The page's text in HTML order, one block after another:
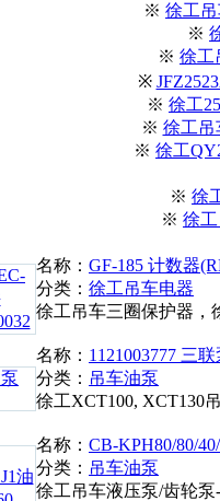
※ 徐工
※
※ 徐工
※
※ 徐工
※ 徐工
※ 徐工
※ 徐
※ 徐
名称： GF-185 计数器
分类： 徐工吊车电器
徐工吊车三圈保护器，
名称： 1121003777 三
分类： 吊车油泵
徐工XCT100, XCT130
名称： CB-KPH80/80/
分类： 吊车油泵
徐工吊车液压泵/齿轮